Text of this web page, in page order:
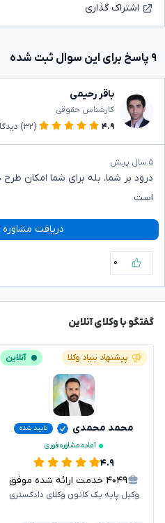
اشتراک گذاری
۹ پاسخ برای این سوال ثبت شده
باقر رحیمی
کارشناس حقوقی
۴.۹
(۳۲)
۵ سال پیش
درود بر شما. بله برای شما امکان
است
دریافت مشاوره
۰
گفتگو با وکلای آنلاین
پیشنهاد بنیاد وکلا آنلاین
محمد محمدی
تایید شده
آماده مشاوره فوری
۴.۹
۴۰۴۹ خدمت ارائه شده موفق
وکیل پایه یک کانون وکلای دادگستری